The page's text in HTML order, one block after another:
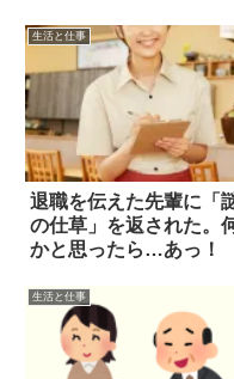
生活と仕事
退職を伝えた先輩に「
の仕草」を返された。
かと思ったら…あっ！
生活と仕事